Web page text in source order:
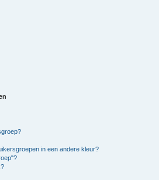
in een andere kleur?